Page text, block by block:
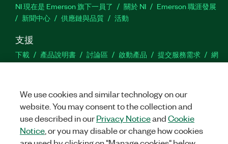
NI 現在是 Emerson 旗下一員了 關於 NI
Emerson 職涯發展
新聞中心
供應鏈與品質 活動
支援
下載 產品說明書 討論區 啟動產品 提交服務需求
網
站建議
TwitterFacebook
NATIONAL INSTRUMENTS CORP. 保留所有權利。
We use cookies and similar technology on our
website. You may consent to the collection and
use described in ourPrivacy NoticeandCookie
Notice, or you may disable or change how cookies